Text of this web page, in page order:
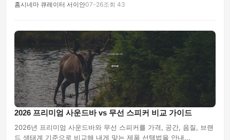
홈시네마 큐레이터 서이안07-26조회 43
2026 프리미엄 사운드바 vs 무선 스피커 비교 가이드
2026년 프리미엄 사운드바와 무선 스피커를 가격, 공간, 음질, 브랜
드 생태계 기준으로 비교해 내게 맞는 제품 선택법을 안내...